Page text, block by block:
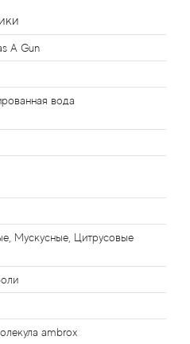
A Gun
вода
Мускусные, Цитрусовые
ambrox